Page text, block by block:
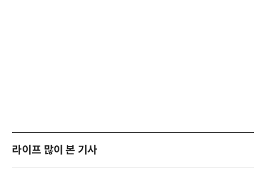
라이프 많이 본 기사